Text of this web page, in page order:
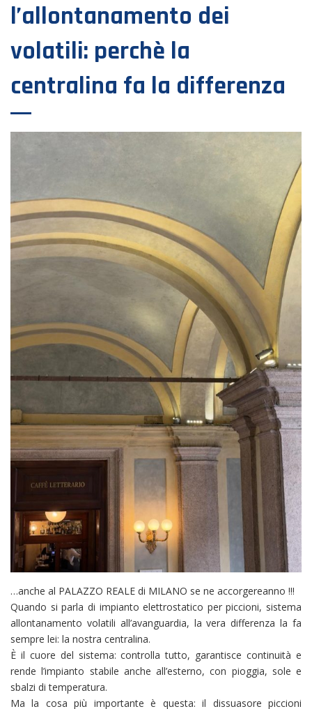
l’allontanamento dei
volatili: perchè la
centralina fa la differenza
…anche al PALAZZO REALE di MILANO se ne accorgereanno !!!
Quando si parla di impianto elettrostatico per piccioni, sistema
allontanamento volatili all’avanguardia, la vera differenza la fa
sempre lei: la nostra centralina.
È il cuore del sistema: controlla tutto, garantisce continuità e
rende l’impianto stabile anche all’esterno, con pioggia, sole e
sbalzi di temperatura.
Ma la cosa più importante è questa: il dissuasore piccioni